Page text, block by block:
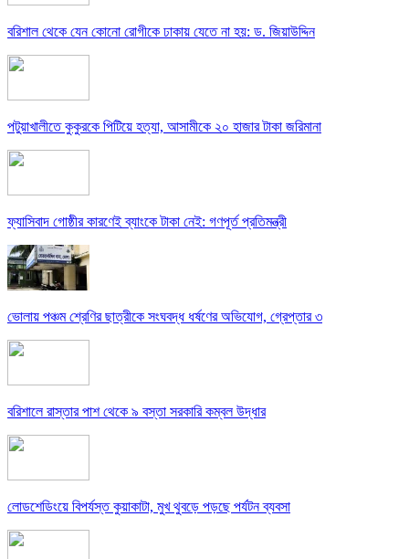
বরিশাল থেকে যেন কোনো রোগীকে ঢাকায় যেতে না হয়: ড. জিয়াউদ্দিন
পটুয়াখালীতে কুকুরকে পিটিয়ে হত্যা, আসামীকে ২০ হাজার টাকা জরিমানা
ফ্যাসিবাদ গোষ্ঠীর কারণেই ব্যাংকে টাকা নেই: গণপূর্ত প্রতিমন্ত্রী
ভোলায় পঞ্চম শ্রেণির ছাত্রীকে সংঘবদ্ধ ধর্ষণের অভিযোগ, গ্রেপ্তার ৩
বরিশালে রাস্তার পাশ থেকে ৯ বস্তা সরকারি কম্বল উদ্ধার
লোডশেডিংয়ে বিপর্যস্ত কুয়াকাটা, মুখ থুবড়ে পড়ছে পর্যটন ব্যবসা